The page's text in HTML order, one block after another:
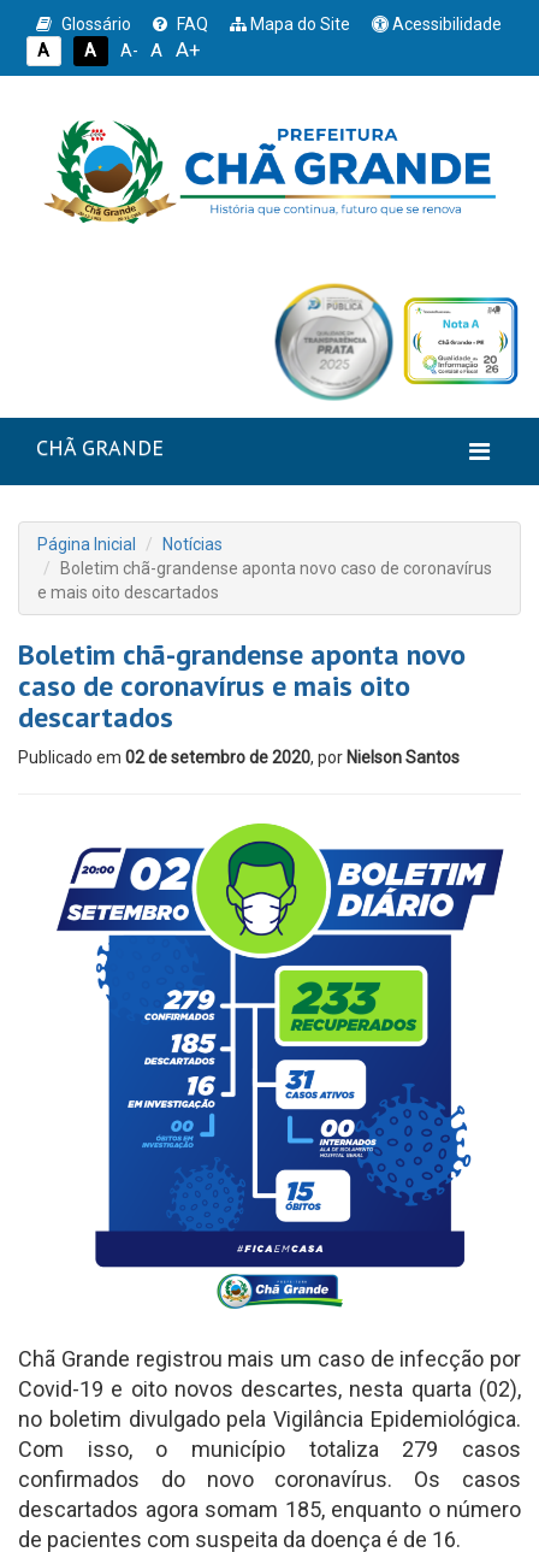
Glossário FAQ Mapa do Site
Acessibilidade
A
A A- A A+
CHÃ GRANDE
Página Inicial
Notícias
Boletim chã-grandense aponta novo caso de coronavírus
e mais oito descartados
Boletim chã-grandense aponta novo
caso de coronavírus e mais oito
descartados
Publicado em 02 de setembro de 2020, por Nielson Santos
Chã Grande registrou mais um caso de infecção por
Covid-19 e oito novos descartes, nesta quarta (02),
no boletim divulgado pela Vigilância Epidemiológica.
Com isso, o município totaliza 279 casos
confirmados do novo coronavírus. Os casos
descartados agora somam 185, enquanto o número
de pacientes com suspeita da doença é de 16.